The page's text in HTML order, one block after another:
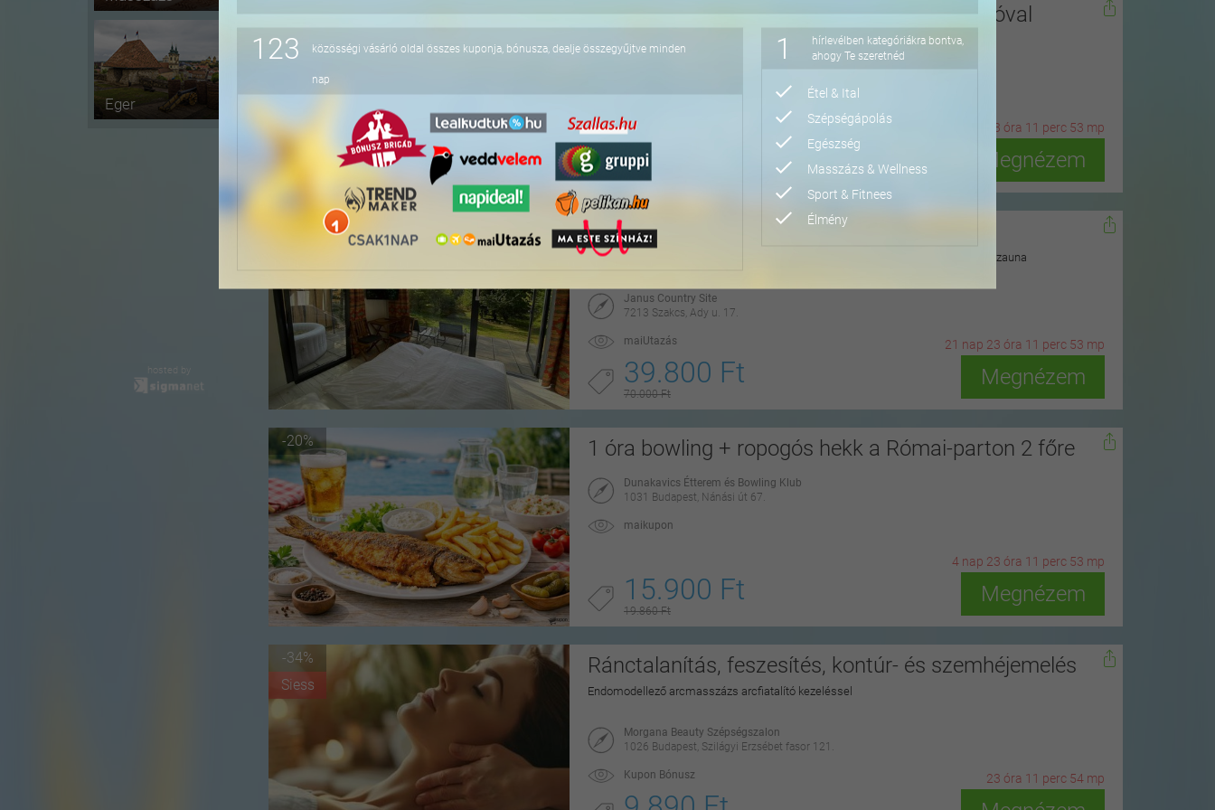
123 közösségi vásárló oldal összes kuponja, bónusza, dealje összegyűjtve minden
nap
1
hírlevélben kategóriákra bontva,
ahogy Te szeretnéd
Étel & Ital
Szépségápolás
Egészség
Masszázs & Wellness
Sport & Fitnees
Élmény
Eger
hosted by
1,5 órás bányakaland quadokkal és terepjáróval
Egy elhagyatott bányarendszerben
2045 Törökbálint, Bajcsy-Zsilinszky u. 71.
maikupon 23 óra 11 perc 51 mp
25.000 Ft
31.250 Ft
Megnézem
Őszi vidéki lazítás Szakcson
2 éjszaka 2 fő részére felszerelt üdülőházban önellátással, privát jakuzzi és finn szauna
Janus Country Site
7213 Szakcs, Ady u. 17.
maiUtazás 21 nap 23 óra 11 perc 51 mp
39.800 Ft
70.000 Ft
Megnézem
-20% 1 óra bowling + ropogós hekk a Római-parton 2 főre
Dunakavics Étterem és Bowling Klub
1031 Budapest, Nánási út 67.
maikupon
4 nap 23 óra 11 perc 51 mp
15.900 Ft
19.860 Ft
Megnézem
-34%
Siess
Ránctalanítás, feszesítés, kontúr- és szemhéjemelés
Endomodellező arcmasszázs arcfiatalító kezeléssel
Morgana Beauty Szépségszalon
1026 Budapest, Szilágyi Erzsébet fasor 121.
Kupon Bónusz 23 óra 11 perc 52 mp